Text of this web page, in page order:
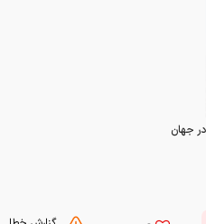
جهان